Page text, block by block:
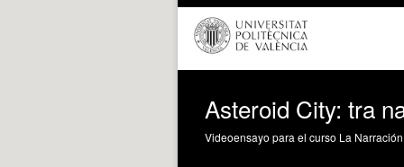
Asteroid City: tra